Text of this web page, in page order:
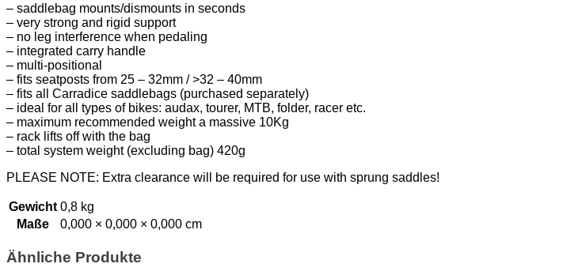
– saddlebag mounts/dismounts in seconds
– very strong and rigid support
– no leg interference when pedaling
– integrated carry handle
– multi-positional
– fits seatposts from 25 – 32mm / >32 – 40mm
– fits all Carradice saddlebags (purchased separately)
– ideal for all types of bikes: audax, tourer, MTB, folder, racer etc.
– maximum recommended weight a massive 10Kg
– rack lifts off with the bag
– total system weight (excluding bag) 420g
PLEASE NOTE: Extra clearance will be required for use with sprung saddles!
Gewicht 0,8 kg
Maße
0,000 × 0,000 × 0,000 cm
Ähnliche Produkte